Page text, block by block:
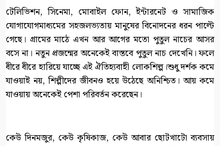
টেলিভিশন, সিনেমা, মোবাইল ফোন, ইন্টারনেট ও সামাজিক
যোগাযোগমাধ্যমের সহজলভ্যতায় মানুষের বিনোদনের ধরন পাল্টে
গেছে। গ্রামের মাঠে এখন আর আগের মতো পুতুল নাচের আসর
বসে না। নতুন প্রজন্মের অনেকেই বাস্তবে পুতুল নাচ দেখেনি। ফলে
ধীরে ধীরে হারিয়ে যাচ্ছে এই ঐতিহ্যবাহী লোকশিল্প।শুধু দর্শক কমে
যাওয়াই নয়, শিল্পীদের জীবনও হয়ে উঠেছে অনিশ্চিত। আয় কমে
যাওয়ায় অনেকেই পেশা পরিবর্তন করেছেন।
কেউ দিনমজুর, কেউ কৃষিকাজ, কেউ আবার ছোটখাটো ব্যবসায়